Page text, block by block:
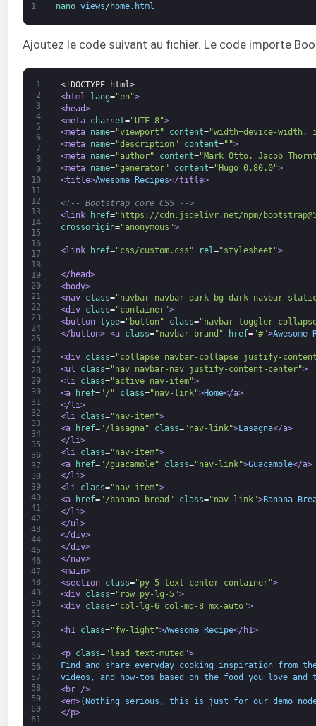
1 nano views/ home. html
Ajoutez le code suivant au fichier. Le code importe
1
2
3
4
5
6
7
8
9
10
11
12
13
14
15
16
17
18
19
20
21
22
23
24
25
26
27
28
29
30
31
32
33
34
35
36
37
38
39
40
41
42
43
44
45
46
47
48
49
50
51
52
53
54
55
56
57
58
59
60
61
<!DOCTYPE html>
<html
lang="en">
<head>
<meta charset="UTF-8">
<meta name="viewport" content="width=device-
<meta name="description" content="">
<meta name="author" content="Mark Otto, Jacob
<meta name="generator" content="Hugo 0.80.0">
<title>Awesome Recipes</title>
<!-- Bootstrap core CSS -->
<link
href="https://cdn.jsdelivr.net/npm/
crossorigin="anonymous">
<link href="css/custom.css" rel="stylesheet">
</head>
<body>
<nav class="navbar navbar-dark bg-dark navbar-
<div class="container">
<button type="button" class="navbar-toggler
</button> <a class="navbar-brand" href="#">Awesome
<div class="collapse navbar-collapse justify-
<ul
class="nav navbar-nav justify-content-center">
<li class="active nav-item">
<a
href="/" class="nav-link">Home</a>
</li>
<li class="nav-item">
<a
href="/lasagna" class="nav-link">Lasagna</a>
</li>
<li class="nav-item">
<a
href="/guacamole" class="nav-link">Guacamole</a>
</li>
<li class="nav-item">
<a
href="/banana-bread" class="nav-link">Banana
</li>
</ul>
</div>
</div>
</nav>
<main>
<section class="py-5 text-center container">
<div class="row py-lg-5">
<div class="col-lg-6 col-md-8 mx-auto">
<h1 class="fw-light">Awesome Recipe</h1>
<p class="lead text-muted">
Find and share everyday cooking inspiration from
videos, and how-tos based on the food you love
<br />
<em>(Nothing serious, this is just for our demo
</p>